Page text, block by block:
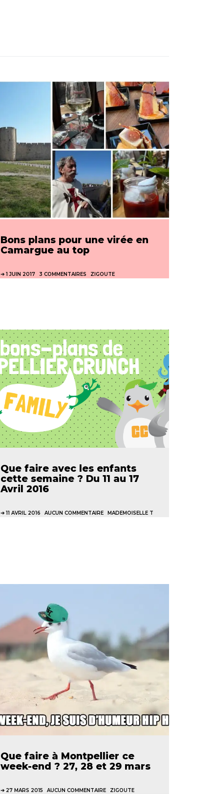
Bons plans pour une virée en
Camargue au top
1 JUIN 2017 3 COMMENTAIRES ZIGOUTE
Que faire avec les enfants
cette semaine ? Du 11 au 17
Avril 2016
11 AVRIL 2016 AUCUN COMMENTAIRE MADEMOISELLE T
Que faire à Montpellier ce
week-end ? 27, 28 et 29 mars
27 MARS 2015 AUCUN COMMENTAIRE ZIGOUTE